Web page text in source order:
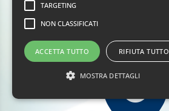
TARGETING
NON CLASSIFICATI
ACCETTA TUTTO RIFIUTA TUTTO
MOSTRA DETTAGLI